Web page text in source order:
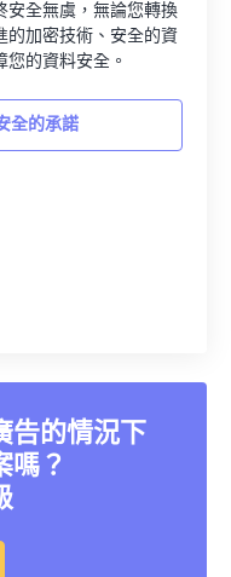
安全無虞，無論您轉換
的加密技術、安全的資
的資料安全。
全的承諾
告的情況下
嗎？